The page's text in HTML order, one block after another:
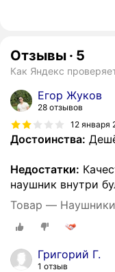
Отзывы · 5
Как Яндекс
Егор Жуков
28 отзывов
12 января
Достоинства:
Недостатки:
наушник внутри
Товар —
Григорий Г.
1 отзыв